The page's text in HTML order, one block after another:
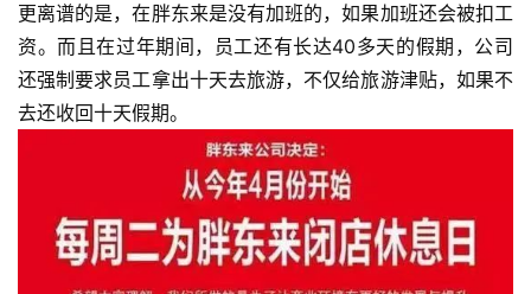
更离谱的是，在胖东来是没有加班的，如果加班还会被扣工
资。而且在过年期间，员工还有长达40多天的假期，公司
还强制要求员工拿出十天去旅游，不仅给旅游津贴，如果不
去还收回十天假期。